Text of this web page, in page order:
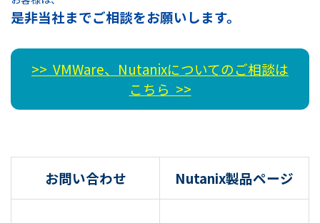
是非当社までご相談をお願いします。
>> VMWare、Nutanixについてのご相談は
こちら >>
お問い合わせ Nutanix製品ページ